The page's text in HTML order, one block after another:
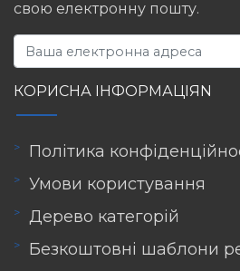
свою електронну пошту.
КОРИСНА ІНФОРМАЦІЯN
Політика
Умови користування
Дерево категорій
Безкоштовні шаблони